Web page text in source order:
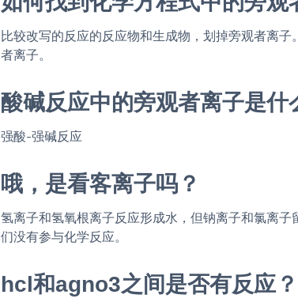
比较改写的反应的反应物和生成物，划掉旁观者离
者离子。
酸碱反应中的旁观者离子是什
强酸-强碱反应
哦，是看客离子吗？
氢离子和氢氧根离子反应形成水，但钠离子和氯离
们没有参与化学反应。
hcl和agno3之间是否有反应？